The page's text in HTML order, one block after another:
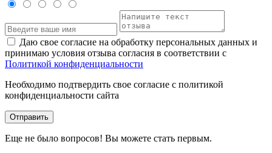
Даю свое согласие на обработку персональных данных и
принимаю условия отзыва согласия в соответствии с
Политикой конфиденциальности
Необходимо подтвердить свое согласие с политикой
конфиденциальности сайта
Отправить
Еще не было вопросов! Вы можете стать первым.